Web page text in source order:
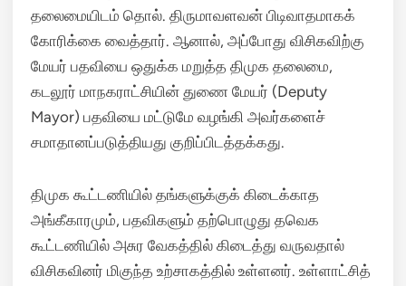
தலைமையிடம் தொல். திருமாவளவன் பிடிவாதமாகக்
கோரிக்கை வைத்தார். ஆனால், அப்போது விசிகவிற்கு
மேயர் பதவியை ஒதுக்க மறுத்த திமுக தலைமை,
கடலூர் மாநகராட்சியின் துணை மேயர் (Deputy
Mayor) பதவியை மட்டுமே வழங்கி அவர்களைச்
சமாதானப்படுத்தியது குறிப்பிடத்தக்கது.
திமுக கூட்டணியில் தங்களுக்குக் கிடைக்காத
அங்கீகாரமும், பதவிகளும் தற்பொழுது தவெக
கூட்டணியில் அசுர வேகத்தில் கிடைத்து வருவதால்
விசிகவினர் மிகுந்த உற்சாகத்தில் உள்ளனர். உள்ளாட்சித்